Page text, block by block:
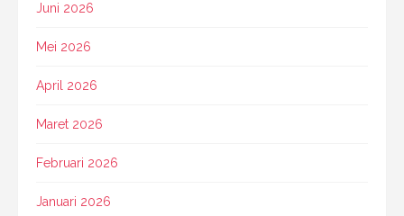
Juni 2026
Mei 2026
April 2026
Maret 2026
Februari 2026
Januari 2026